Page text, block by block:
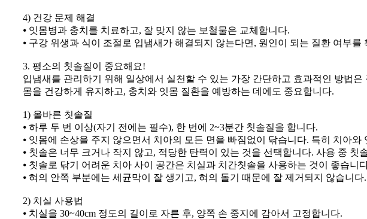
4) 건강 문제 해결
⦁ 잇몸병과 충치를 치료하고, 잘 맞지 않는 보철물은 교체합니다.
⦁ 구강 위생과 식이 조절로 입냄새가 해결되지 않는다면, 원인이 되는 질환 여부
3. 평소의 칫솔질이 중요해요!
입냄새를 관리하기 위해 일상에서 실천할 수 있는 가장 간단하고 효과적인 방법
몸을 건강하게 유지하고, 충치와 잇몸 질환을 예방하는 데에도 중요합니다.
1) 올바른 칫솔질
⦁ 하루 두 번 이상(자기 전에는 필수), 한 번에 2~3분간 칫솔질을 합니다.
⦁ 잇몸에 손상을 주지 않으면서 치아의 모든 면을 빠짐없이 닦습니다. 특히 치아
⦁ 칫솔은 너무 크거나 작지 않고, 적당한 탄력이 있는 것을 선택합니다. 사용 중 칫
⦁ 칫솔로 닦기 어려운 치아 사이 공간은 치실과 치간칫솔을 사용하는 것이 좋습니
⦁ 혀의 안쪽 부분에는 세균막이 잘 생기고, 혀의 돌기 때문에 잘 제거되지 않습니
2) 치실 사용법
⦁ 치실을 30~40cm 정도의 길이로 자른 후, 양쪽 손 중지에 감아서 고정합니다.